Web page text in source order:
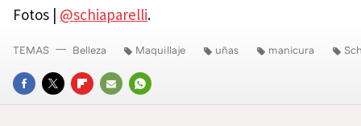
Fotos | @schiaparelli.
FACEBOOK
TWITTERFLIPBOARD
E-
WHATSAPP
TEMAS Belleza Maquillaje uñas manicura